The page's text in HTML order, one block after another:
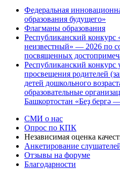
Федеральная
образования будущего»
Флагманы образования
Республиканский
неизвестный» — 2026 по
посвященных
Республиканский
просвещения родителей
детей дошкольного
образовательные
Башкортостан «Беҙ бергә
СМИ о нас
Опрос по КПК
Независимая оценка
Анкетирование
Отзывы на форуме
Благодарности